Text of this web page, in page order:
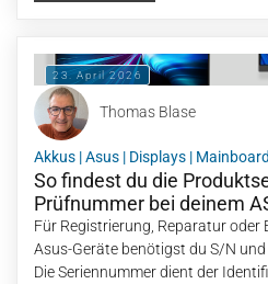
23. April 2026
Thomas Blase
Akkus |Asus | Displays |
So findest du die
Prüfnummer bei deinem
Für Registrierung, Reparatur oder
Asus-Geräte benötigst du S/N
Die Seriennummer dient der